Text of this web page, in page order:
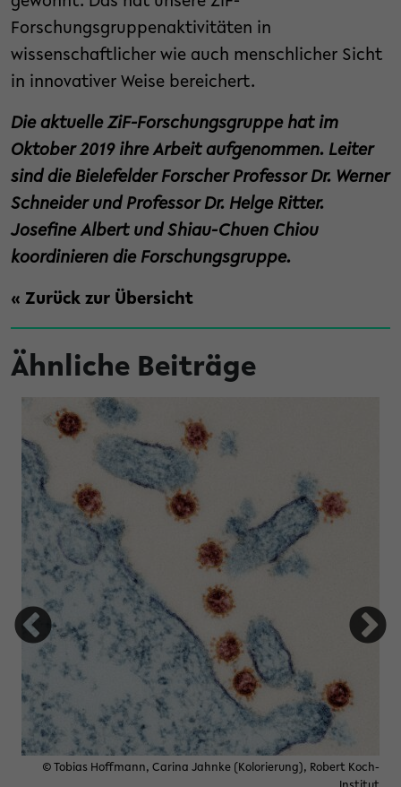
Forschungsgruppenaktivitäten in
wissenschaftlicher wie auch menschlicher Sicht
in innovativer Weise bereichert.
Die aktuelle ZiF-Forschungsgruppe hat im
Oktober 2019 ihre Arbeit aufgenommen. Leiter
sind die Bielefelder Forscher Professor Dr. Werner
Schneider und Professor Dr. Helge Ritter.
Josefine Albert und Shiau-Chuen Chiou
koordinieren die Forschungsgruppe.
« Zurück zur Übersicht
Ähnliche Beiträge
Studienfonds OWL
© Tobias Hoffmann, Carina Jahnke (Kolorierung), Robert Koch-